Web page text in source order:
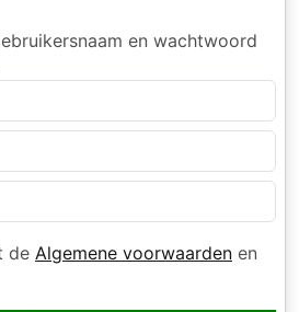
en wachtwoord
de Algemene voorwaarden en